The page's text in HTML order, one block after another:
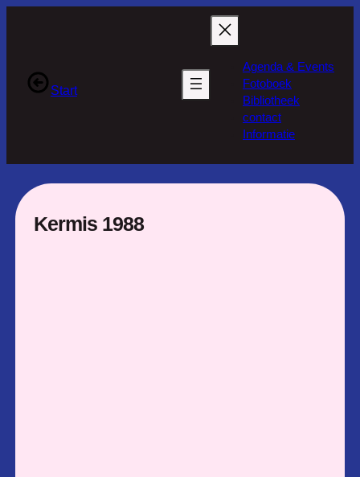
inhoud
Start
Agenda & Events
Fotoboek
Bibliotheek
contact
Informatie
Kermis 1988